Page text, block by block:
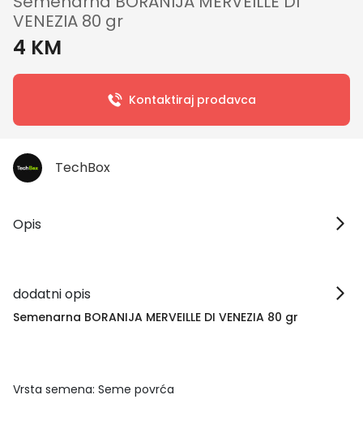
VENEZIA 80 gr
4 KM
Kontaktiraj prodavca
TechBox
Opis
dodatni opis
Semenarna BORANIJA MERVEILLE DI VENEZIA 80 gr
Vrsta semena: Seme povrća